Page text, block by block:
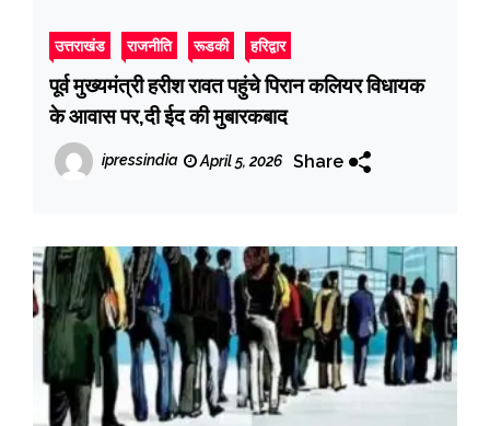
उत्तराखंड राजनीति रूडकी हरिद्वार
पूर्व मुख्यमंत्री हरीश रावत पहुंचे पिरान कलियर विधायक
के आवास पर,दी ईद की मुबारकबाद
ipressindia April 5, 2026 Share